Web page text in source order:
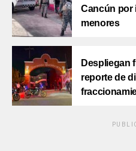
Cancún por
menores
Despliegan
reporte de